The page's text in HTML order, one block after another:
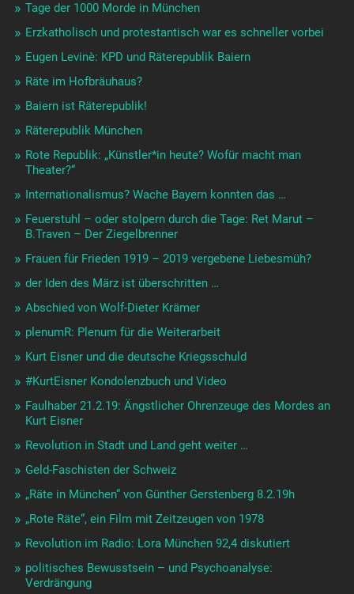
Tage der 1000 Morde in München
Erzkatholisch und protestantisch war es schneller vorbei
Eugen Levinè: KPD und Räterepublik Baiern
Räte im Hofbräuhaus?
Baiern ist Räterepublik!
Räterepublik München
Rote Republik: „Künstler*in heute? Wofür macht man
Theater?“
Internationalismus? Wache Bayern konnten das …
Feuerstuhl – oder stolpern durch die Tage: Ret Marut –
B.Traven – Der Ziegelbrenner
Frauen für Frieden 1919 – 2019 vergebene Liebesmüh?
der Iden des März ist überschritten …
Abschied von Wolf-Dieter Krämer
plenumR: Plenum für die Weiterarbeit
Kurt Eisner und die deutsche Kriegsschuld
#KurtEisner Kondolenzbuch und Video
Faulhaber 21.2.19: Ängstlicher Ohrenzeuge des Mordes an
Kurt Eisner
Revolution in Stadt und Land geht weiter …
Geld-Faschisten der Schweiz
„Räte in München“ von Günther Gerstenberg 8.2.19h
„Rote Räte“, ein Film mit Zeitzeugen von 1978
Revolution im Radio: Lora München 92,4 diskutiert
politisches Bewusstsein – und Psychoanalyse:
Verdrängung